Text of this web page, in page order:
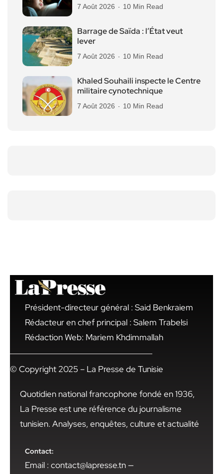
7 Août 2026 10 Min Read
Barrage de Saïda : l’État veut
lever
7 Août 2026 10 Min Read
Khaled Souhaili inspecte le Centre
militaire cynotechnique
7 Août 2026 10 Min Read
Président-directeur général : Said Benkraiem
Rédacteur en chef principal : Salem Trabelsi
Rédaction Web: Mariem Khdimmallah
© Copyright 2025 – La Presse de Tunisie
Quotidien national francophone fondé en 1936,
La Presse est une référence du journalisme
tunisien. Analyses, enquêtes, culture et actualité
Contact:
Email : contact@lapresse.tn —